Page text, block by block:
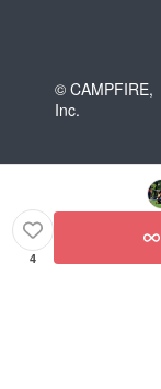
© CAMPFIRE,
Inc.
4